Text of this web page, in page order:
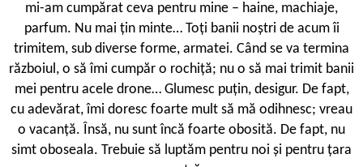
mi-am cumpărat ceva pentru mine – haine, machiaje,
parfum. Nu mai țin minte… Toți banii noștri de acum îi
trimitem, sub diverse forme, armatei. Când se va termina
războiul, o să îmi cumpăr o rochiță; nu o să mai trimit banii
mei pentru acele drone… Glumesc puțin, desigur. De fapt,
cu adevărat, îmi doresc foarte mult să mă odihnesc; vreau
o vacanță. Însă, nu sunt încă foarte obosită. De fapt, nu
simt oboseala. Trebuie să luptăm pentru noi și pentru țara